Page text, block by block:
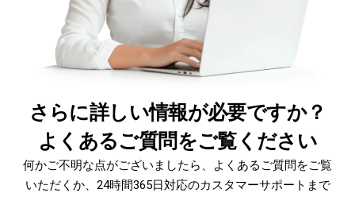
さらに詳しい情報が必要ですか？
よくあるご質問をご覧ください
何かご不明な点がございましたら、よくあるご質問をご覧
いただくか、24時間365日対応のカスタマーサポートまで